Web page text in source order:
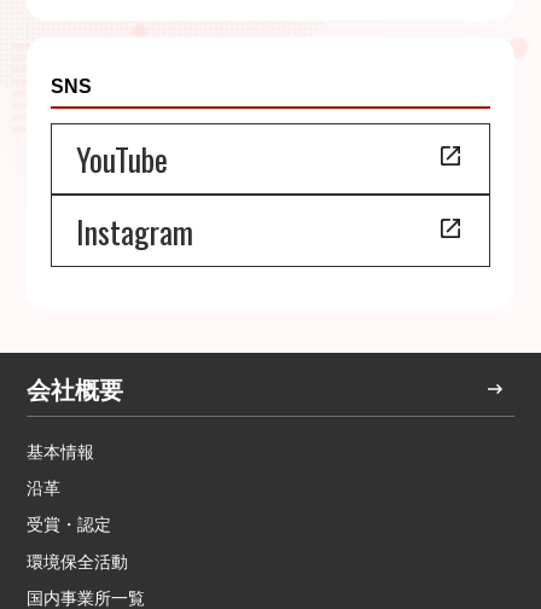
SNS
YouTube
Instagram
会社概要
基本情報
沿革
受賞・認定
環境保全活動
国内事業所一覧